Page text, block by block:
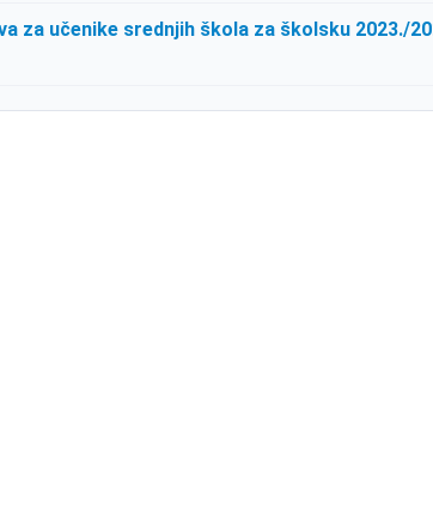
za učenike srednjih škola za školsku 2023./